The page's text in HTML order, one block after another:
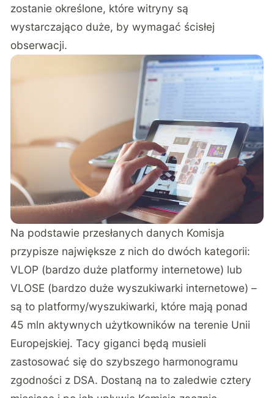
zostanie określone, które witryny są
wystarczająco duże, by wymagać ścisłej
obserwacji.
Na podstawie przesłanych danych Komisja
przypisze największe z nich do dwóch kategorii:
VLOP (bardzo duże platformy internetowe) lub
VLOSE (bardzo duże wyszukiwarki internetowe) –
są to platformy/wyszukiwarki, które mają ponad
45 mln aktywnych użytkowników na terenie Unii
Europejskiej. Tacy giganci będą musieli
zastosować się do szybszego harmonogramu
zgodności z DSA. Dostaną na to zaledwie cztery